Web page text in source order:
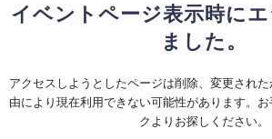
イベントページ表示時に
ました。
アクセスしようとしたページは削除、変更され
由により現在利用できない可能性があります。
クよりお探しください。